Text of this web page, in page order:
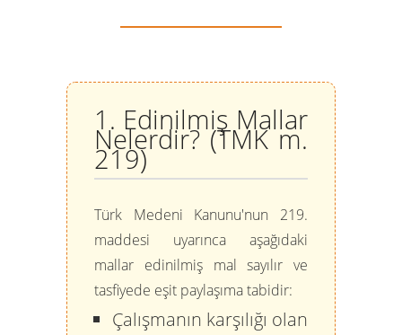
1. Edinilmiş Mallar
Nelerdir? (TMK m.
219)
Türk Medeni Kanunu'nun 219.
maddesi uyarınca aşağıdaki
mallar edinilmiş mal sayılır ve
tasfiyede eşit paylaşıma tabidir:
Çalışmanın karşılığı olan